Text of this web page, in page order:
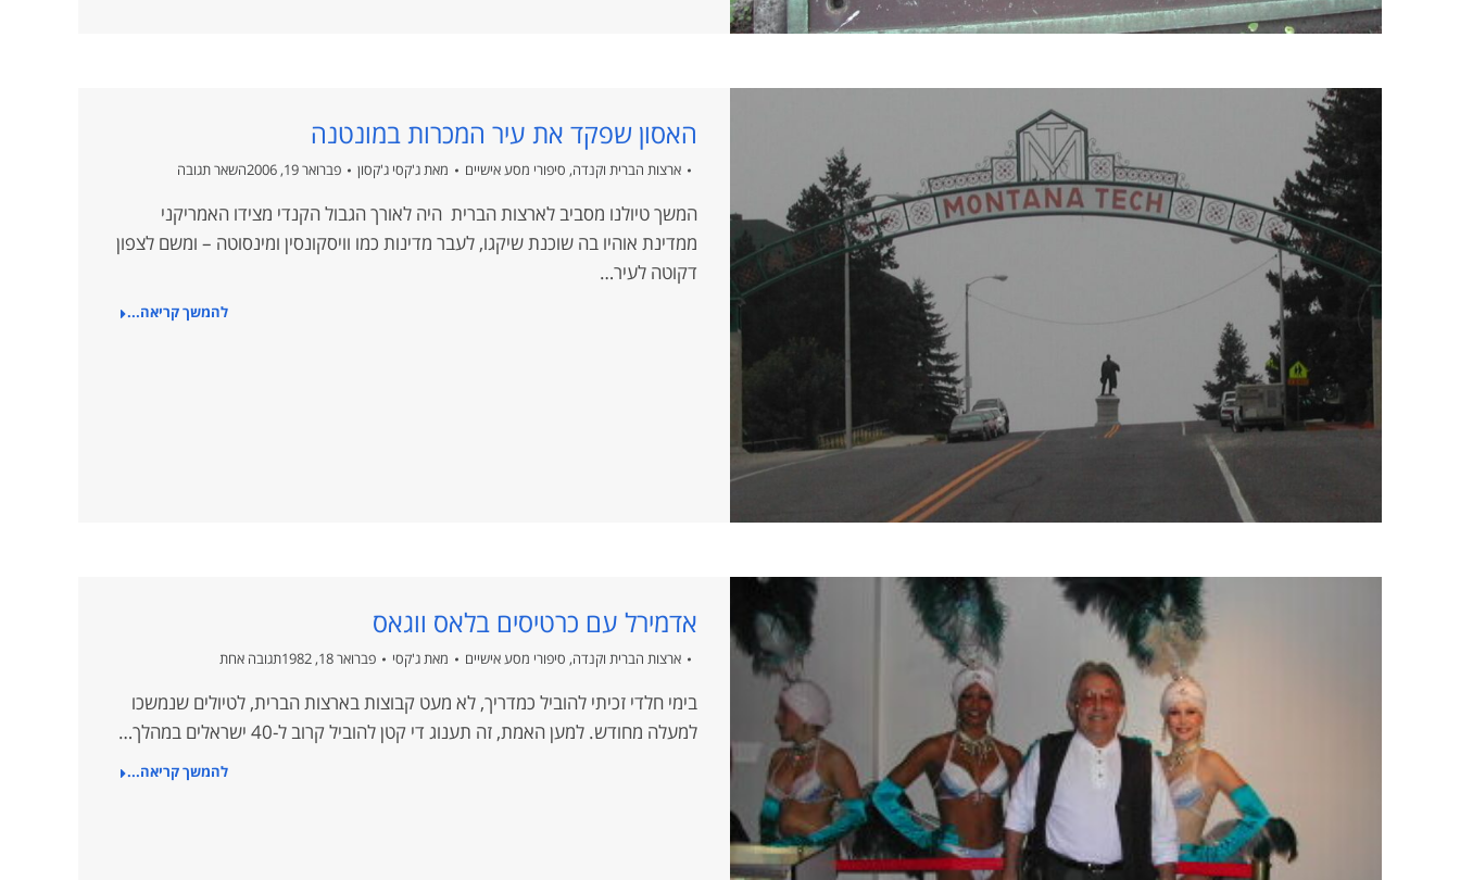
האסון שפקד את עיר המכרות במונטנה
ארצות הברית וקנדה, סיפורי מסע אישיים מאתג'קסי ג'קסון פברואר 19, 2006 השאר תגובה
המשך טיולנו מסביב לארצות הברית היה לאורך הגבול הקנדי מצידו האמריקני
ממדינת אוהיו בה שוכנת שיקגו, לעבר מדינות כמו וויסקונסין ומינסוטה – ומשם לצפון
דקוטה לעיר…
להמשך קריאה...
אדמירל עם כרטיסים בלאס ווגאס
ארצות הברית וקנדה, סיפורי מסע אישיים מאתג'קסי פברואר 18, 1982 תגובה אחת
בימי חלדי זכיתי להוביל כמדריך, לא מעט קבוצות בארצות הברית, לטיולים שנמשכו
למעלה מחודש. למען האמת, זה תענוג די קטן להוביל קרוב ל-40 ישראלים במהלך…
להמשך קריאה...